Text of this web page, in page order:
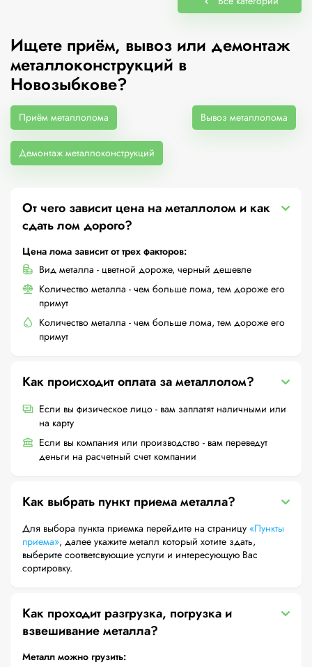
Ищете приём, вывоз или демонтаж
металлоконструкций в
Новозыбкове?
Приём металлолома Вывоз металлолома
Демонтаж металлоконструкций
От чего зависит цена на металлолом и как
сдать лом дорого?
Цена лома зависит от трех факторов:
Вид металла - цветной дороже, черный дешевле
Количество металла - чем больше лома, тем дороже его
примут
Количество металла - чем больше лома, тем дороже его
примут
Как происходит оплата за металлолом?
Если вы физическое лицо - вам заплатят наличными или
на карту
Если вы компания или производство - вам переведут
деньги на расчетный счет компании
Как выбрать пункт приема металла?
Для выбора пункта приемка перейдите на страницу «Пункты
приема», далее укажите металл который хотите здать,
выберите соответсвующие услуги и интересующую Вас
сортировку.
Как проходит разгрузка, погрузка и
взвешивание металла?
Металл можно грузить: